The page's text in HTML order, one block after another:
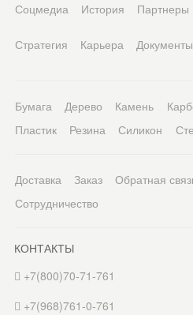
Соцмедиа История Партнеры
Стратегия Карьера Документы
Бумага Дерево Камень
Пластик
Резина Силикон
Доставка Заказ Обратная
Сотрудничество
КОНТАКТЫ
+7(800)70-71-761
+7(968)761-0-761